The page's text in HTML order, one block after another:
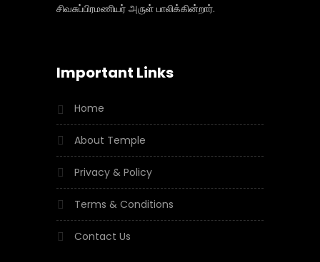
சிவசுப்பிரமணியர் அருள் பாலிக்கின்றார்.
Important Links
Home
About Temple
Privacy & Policy
Terms & Conditions
Contact Us